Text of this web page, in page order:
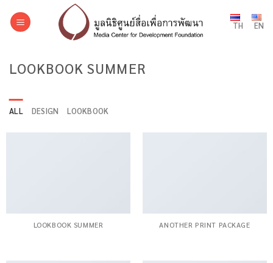
TH EN
LOOKBOOK SUMMER
ALL DESIGN LOOKBOOK
LOOKBOOK SUMMER ANOTHER PRINT PACKAGE